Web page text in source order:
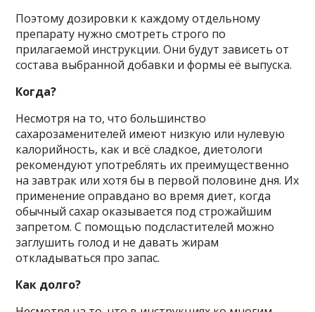
Поэтому дозировки к каждому отдельному
препарату нужно смотреть строго по
прилагаемой инструкции. Они будут зависеть от
состава выбранной добавки и формы её выпуска.
Когда?
Несмотря на то, что большинство
сахарозаменителей имеют низкую или нулевую
калорийность, как и всё сладкое, диетологи
рекомендуют употреблять их преимущественно
на завтрак или хотя бы в первой половине дня. Их
применение оправдано во время диет, когда
обычный сахар оказывается под строжайшим
запретом. С помощью подсластителей можно
заглушить голод и не давать жирам
откладываться про запас.
Как долго?